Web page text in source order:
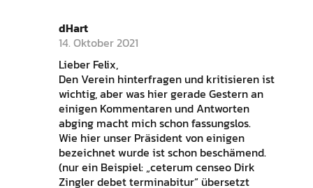
dHart
14. Oktober 2021
Lieber Felix,
Den Verein hinterfragen und kritisieren ist
wichtig, aber was hier gerade Gestern an
einigen Kommentaren und Antworten
abging macht mich schon fassungslos.
Wie hier unser Präsident von einigen
bezeichnet wurde ist schon beschämend.
(nur ein Beispiel: „ceterum censeo Dirk
Zingler debet terminabitur“ übersetzt